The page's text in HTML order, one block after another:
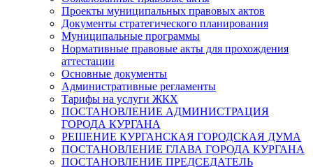
Проекты муниципальных правовых актов
Документы стратегического планирования
Муниципальные программы
Нормативные правовые акты для прохождения
аттестации
Основные документы
Административные регламенты
Тарифы на услуги ЖКХ
ПОСТАНОВЛЕНИЕ АДМИНИСТРАЦИЯ
ГОРОДА КУРГАНА
РЕШЕНИЕ КУРГАНСКАЯ ГОРОДСКАЯ ДУМА
ПОСТАНОВЛЕНИЕ ГЛАВА ГОРОДА КУРГАНА
ПОСТАНОВЛЕНИЕ ПРЕДСЕДАТЕЛЬ